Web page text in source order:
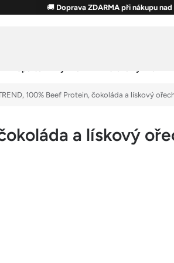
🚚 Doprava ZDARMA při nákupu nad
100% Beef Protein, čokoláda a lískový
a lískový